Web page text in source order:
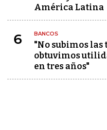
América Latina
6 BANCOS
"No subimos las
obtuvimos
en tres años"